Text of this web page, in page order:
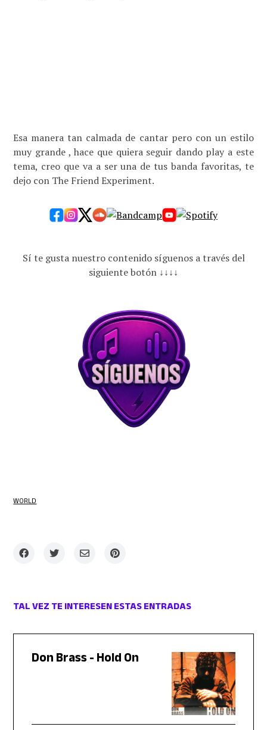
Esa manera tan calmada de cantar pero con un estilo
muy grande , hace que quiera seguir dando play a este
tema, creo que va a ser una de tus banda favoritas, te
dejo con The Friend Experiment.
Sí te gusta nuestro contenido síguenos a través del
siguiente botón ↓↓↓↓
WORLD
TAL VEZ TE INTERESEN ESTAS ENTRADAS
Don Brass - Hold On